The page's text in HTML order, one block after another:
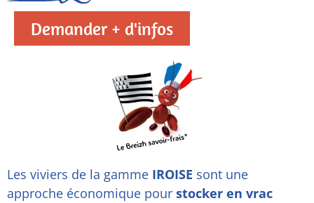
Demander + d'infos
Les viviers de la gamme IROISE sont une
approche économique pour stocker en vrac